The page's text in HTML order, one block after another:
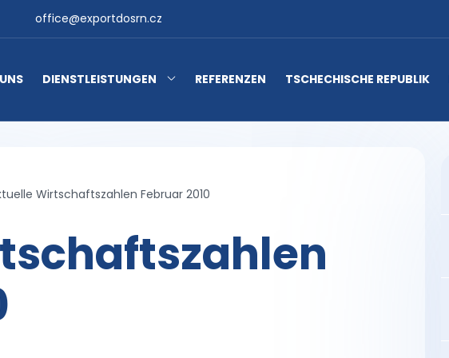
office@exportdosrn.cz
DIENSTLEISTUNGEN REFERENZEN TSCHECHISCHE REPUBLIK
Wirtschaftszahlen Februar 2010